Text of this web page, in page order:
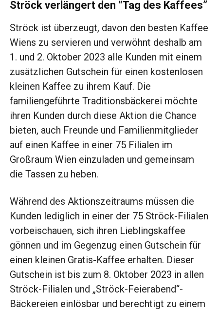
Ströck verlängert den “Tag des Kaffees”
Ströck ist überzeugt, davon den besten Kaffee
Wiens zu servieren und verwöhnt deshalb am
1. und 2. Oktober 2023 alle Kunden mit einem
zusätzlichen Gutschein für einen kostenlosen
kleinen Kaffee zu ihrem Kauf. Die
familiengeführte Traditionsbäckerei möchte
ihren Kunden durch diese Aktion die Chance
bieten, auch Freunde und Familienmitglieder
auf einen Kaffee in einer 75 Filialen im
Großraum Wien einzuladen und gemeinsam
die Tassen zu heben.
Während des Aktionszeitraums müssen die
Kunden lediglich in einer der 75 Ströck-Filialen
vorbeischauen, sich ihren Lieblingskaffee
gönnen und im Gegenzug einen Gutschein für
einen kleinen Gratis-Kaffee erhalten. Dieser
Gutschein ist bis zum 8. Oktober 2023 in allen
Ströck-Filialen und „Ströck-Feierabend“-
Bäckereien einlösbar und berechtigt zu einem